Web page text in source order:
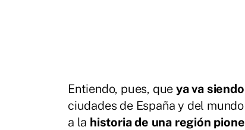
Entiendo, pues, que ya va
ciudades de España y del
a la historia de una región